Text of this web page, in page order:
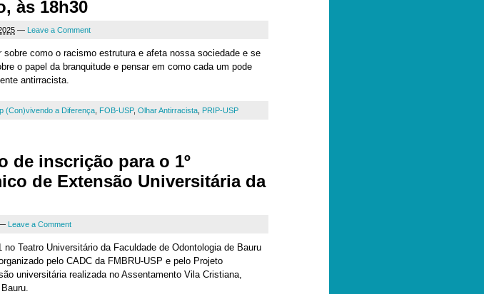
às 18h30
— Leave a Comment
sobre como o racismo estrutura e afeta nossa sociedade e se
o papel da branquitude e pensar em como cada um pode
antirracista.
(Con)vivendo a Diferença FOB-USP, Olhar Antirracista PRIP-USP
de inscrição para o 1º
de Extensão Universitária da
Leave a Comment
Teatro Universitário da Faculdade de Odontologia de Bauru
pelo CADC da FMBRU-USP e pelo Projeto
universitária realizada no Assentamento Vila Cristiana,